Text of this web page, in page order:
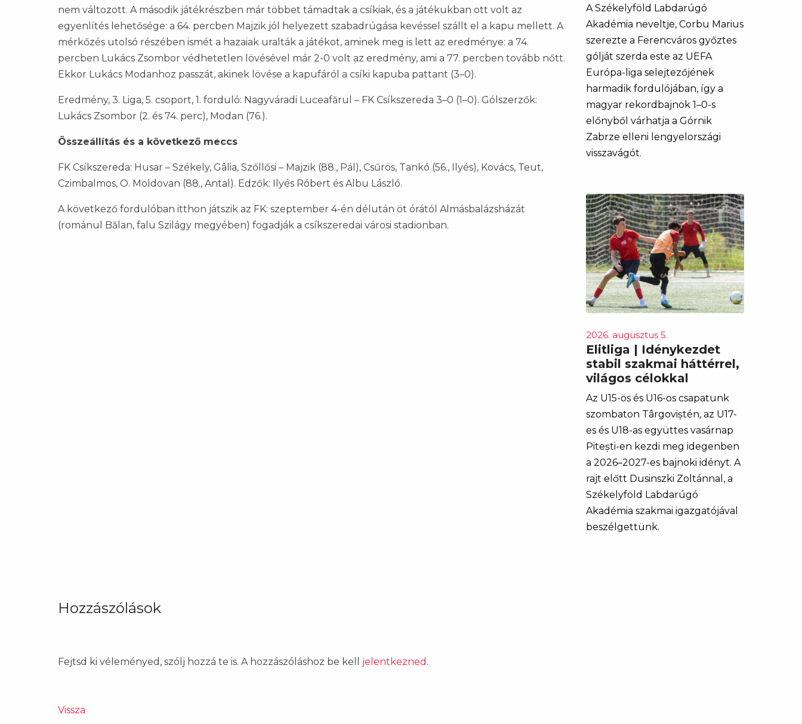
nem változott. A második játékrészben már többet támadtak a csíkiak, és a játékukban ott volt az
egyenlítés lehetősége: a 64. percben Majzik jól helyezett szabadrúgása kevéssel szállt el a kapu mellett. A
mérkőzés utolsó részében ismét a hazaiak uralták a játékot, aminek meg is lett az eredménye: a 74.
percben Lukács Zsombor védhetetlen lövésével már 2-0 volt az eredmény, ami a 77. percben tovább nőtt.
Ekkor Lukács Modanhoz passzát, akinek lövése a kapufáról a csíki kapuba pattant (3–0).
Eredmény, 3. Liga, 5. csoport, 1. forduló: Nagyváradi Luceafărul – FK Csíkszereda 3–0 (1–0). Gólszerzők:
Lukács Zsombor (2. és 74. perc), Modan (76.).
Összeállítás és a következő meccs
FK Csíkszereda: Husar – Székely, Gâlia, Szőllősi – Majzik (88., Pál), Csűrös, Tankó (56., Ilyés), Kovács, Teut,
Czimbalmos, O. Moldovan (88., Antal). Edzők: Ilyés Róbert és Albu László.
A következő fordulóban itthon játszik az FK: szeptember 4-én délután öt órától Almásbalázsházát
(románul Bălan, falu Szilágy megyében) fogadják a csíkszeredai városi stadionban.
A Székelyföld Labdarúgó
Akadémia neveltje, Corbu Marius
szerezte a Ferencváros győztes
gólját szerda este az UEFA
Európa-liga selejtezőjének
harmadik fordulójában, így a
magyar rekordbajnok 1–0-s
előnyből várhatja a Górnik
Zabrze elleni lengyelországi
visszavágót.
2026. augusztus 5.
Elitliga | Idénykezdet
stabil szakmai háttérrel,
világos célokkal
Az U15-ös és U16-os csapatunk
szombaton Târgoviștén, az U17-
es és U18-as együttes vasárnap
Pitești-en kezdi meg idegenben
a 2026–2027-es bajnoki idényt. A
rajt előtt Dusinszki Zoltánnal, a
Székelyföld Labdarúgó
Akadémia szakmai igazgatójával
beszélgettünk.
Hozzászólások
Fejtsd ki véleményed, szólj hozzá te is. A hozzászóláshoz be kell jelentkezned .
Vissza